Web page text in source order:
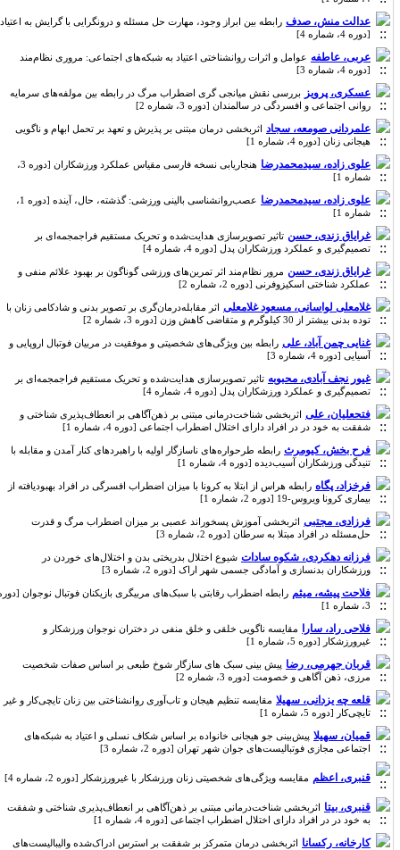
عدالت منش، صدف رابطه بین ابراز وجود، مهارت حل مسئله و درونگرایی با گرایش به اعتیاد
[دوره 4، شماره 4]
عربی، عاطفه عوامل و اثرات روانشناختی اعتیاد به شبکه‌های اجتماعی: مروری نظام‌مند
[دوره 4، شماره 3]
عسکری، پرویز بررسی نقش میانجی گری اضطراب مرگ در رابطه بین مولفه‌های سرمایه
روانی اجتماعی و افسردگی در سالمندان [دوره 3، شماره 2]
علمردانی صومعه، سجاد اثربخشی درمان مبتنی بر پذیرش و تعهد بر تحمل ابهام و ناگویی
هیجانی زنان [دوره 4، شماره 1]
علوی زاده، سیدمحمدرضا
هنجاریابی نسخه فارسی مقیاس عملکرد ورزشکاران [دوره 3،
شماره 1]
علوی زاده، سیدمحمدرضا
عصب‌روانشناسی بالینی ورزشی: گذشته، حال، آینده [دوره 1،
شماره 1]
غرایاق زندی، حسن تاثیر تصویرسازی هدایت‌‌شده و تحریک مستقیم فراجمجمه‌ای بر
تصمیم‌‌گیری و عملکرد ورزشکاران پدل [دوره 4، شماره 4]
غرایاق زندی، حسن مرور نظام‌مند اثر تمرین‌های ورزشی گوناگون بر بهبود علائم منفی و
عملکرد شناختی اسکیزوفرنی [دوره 2، شماره 2]
غلامعلی لواسانی، مسعود غلامعلی اثر مقابله‌درمان‌گری بر تصویر بدنی و شادکامی زنان با
توده بدنی بیشتر از 30 کیلوگرم و متقاضی کاهش وزن [دوره 3، شماره 2]
غنایی چمن آباد، علی رابطه بین ویژگی‌های شخصیتی و موفقیت در مربیان فوتبال اروپایی و
آسیایی [دوره 4، شماره 3]
غیور نجف آبادی، محبوبه تاثیر تصویرسازی هدایت‌‌شده و تحریک مستقیم فراجمجمه‌ای بر
تصمیم‌‌گیری و عملکرد ورزشکاران پدل [دوره 4، شماره 4]
فتحعلیان، علی اثربخشی شناخت‌درمانی مبتنی بر ذهن‌آگاهی بر انعطاف‌پذیری شناختی و
شفقت به خود در در افراد دارای اختلال اضطراب اجتماعی [دوره 4، شماره 1]
فرح بخش، کیومرث رابطه طرحواره‌های ناسازگار اولیه با راهبردهای کنار آمدن و مقابله با
تنیدگی ورزشکاران آسیب‌دیده [دوره 4، شماره 1]
فرخزاد، پگاه رابطه هراس از ابتلا به کرونا با میزان اضطراب افسرگی در افراد بهبودیافته از
بیماری کرونا ویروس-19 [دوره 2، شماره 1]
فرزادی، مجتبی اثربخشی آموزش پسخوراند عصبی بر میزان اضطراب مرگ و قدرت
حل‌مسئله در افراد مبتلا به سرطان [دوره 2، شماره 3]
فرزانه دهکردی، شکوه سادات شیوع اختلال بدریختی بدن و اختلال‌های خوردن در
ورزشکاران بدنسازی و آمادگی جسمی شهر اراک [دوره 2، شماره 3]
فلاحت پیشه، میثم رابطه اضطراب رقابتی با سبک‌های مربیگری بازیکنان فوتبال نوجوان [دوره
3، شماره 1]
فلاحی راد، سارا مقایسه ناگویی خلقی و خلق منفی در دختران نوجوان ورزشکار و
غیرورزشکار [دوره 5، شماره 1]
قربان جهرمی، رضا پیش بینی سبک های سازگار شوخ طبعی بر اساس صفات شخصیت
مرزی، ذهن آگاهی و خصومت [دوره 3، شماره 2]
قلعه چه یزدانی، سهیلا مقایسه تنظیم هیجان و تاب‌آوری روانشناختی بین زنان تایچی‌کار و غیر
تایچی‌کار [دوره 5، شماره 1]
قمیان، سهیلا پیش‌بینی جو هیجانی خانواده بر اساس شکاف نسلی و اعتیاد به شبکه‌های
اجتماعی مجازی فوتبالیست‌های جوان شهر تهران [دوره 2، شماره 3]
قنبری، اعظم مقایسه ویژگی‌های شخصیتی زنان ورزشکار با غیرورزشکار [دوره 2، شماره 4]
قنبری، بیتا اثربخشی شناخت‌درمانی مبتنی بر ذهن‌آگاهی بر انعطاف‌پذیری شناختی و شفقت
به خود در در افراد دارای اختلال اضطراب اجتماعی [دوره 4، شماره 1]
کارخانه، رکسانا اث‍رب‍خ‍ش‍ی‌ درم‍ان‌ متمرکز بر شفقت بر استرس ادراک‌شده والیبالیست‌های